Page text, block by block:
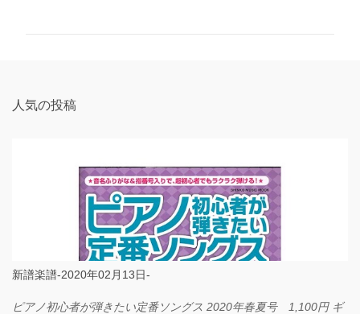
人気の投稿
新譜楽譜-2020年02月13日-
ピアノ初心者が弾きたい定番ソングス 2020年春夏号 1,100円 ギ